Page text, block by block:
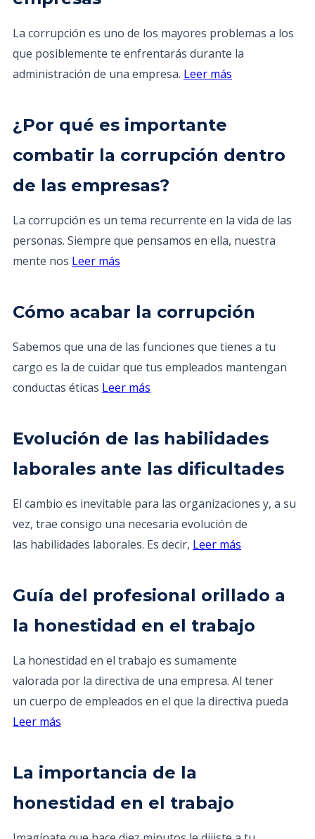
La corrupción es uno de los mayores problemas a los
que posiblemente te enfrentarás durante la
administración de una empresa. Leer más
¿Por qué es importante
combatir la corrupción dentro
de las empresas?
La corrupción es un tema recurrente en la vida de las
personas. Siempre que pensamos en ella, nuestra
mente nos Leer más
Cómo acabar la corrupción
Sabemos que una de las funciones que tienes a tu
cargo es la de cuidar que tus empleados mantengan
conductas éticas Leer más
Evolución de las habilidades
laborales ante las dificultades
El cambio es inevitable para las organizaciones y, a su
vez, trae consigo una necesaria evolución de
las habilidades laborales. Es decir, Leer más
Guía del profesional orillado a
la honestidad en el trabajo
La honestidad en el trabajo es sumamente
valorada por la directiva de una empresa. Al tener
un cuerpo de empleados en el que la directiva pueda
Leer más
La importancia de la
honestidad en el trabajo